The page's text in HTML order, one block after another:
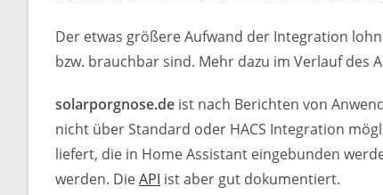
Der etwas größere Aufwand der Integration
bzw. brauchbar sind. Mehr dazu im Verlauf des
solarporgnose.de ist nach Berichten von
nicht über Standard oder HACS Integration
liefert, die in Home Assistant eingebunden
werden. DieAPI ist aber gut dokumentiert.